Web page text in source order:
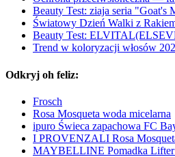
Beauty Test: ziaja seria
Światowy Dzień Walki z
Beauty Test:
Trend w koloryzacji włosów
Odkryj oh feliz:
Frosch
Rosa Mosqueta woda micelarna
ipuro Świeca zapachowa FC
I PROVENZALI Rosa
MAYBELLINE Pomadka Lifter